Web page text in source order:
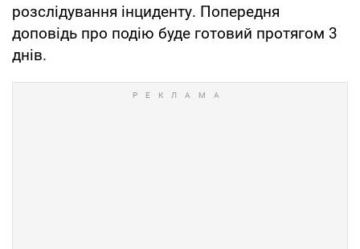
розслідування інциденту. Попередня
доповідь про подію буде готовий протягом 3
днів.